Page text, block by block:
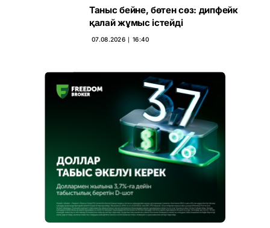
Таныс бейне, бөтен сөз: дипфейк
қалай жұмыс істейді
07.08.2026 ∣ 16:40